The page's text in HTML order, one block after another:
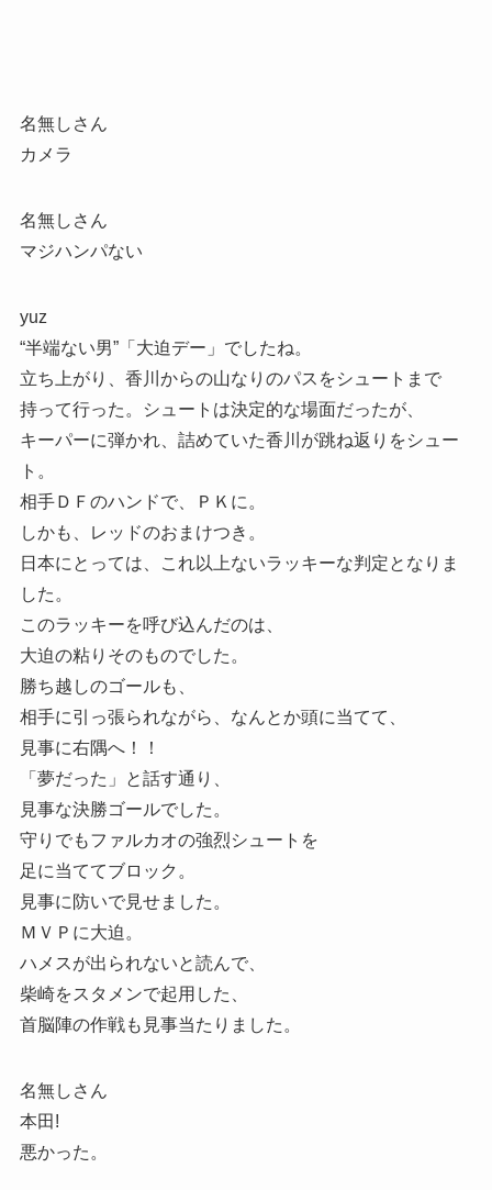
名無しさん
カメラ
名無しさん
マジハンパない
yuz
“半端ない男”「大迫デー」でしたね。
立ち上がり、香川からの山なりのパスをシュートまで
持って行った。シュートは決定的な場面だったが、
キーパーに弾かれ、詰めていた香川が跳ね返りをシュー
ト。
相手ＤＦのハンドで、ＰＫに。
しかも、レッドのおまけつき。
日本にとっては、これ以上ないラッキーな判定となりま
した。
このラッキーを呼び込んだのは、
大迫の粘りそのものでした。
勝ち越しのゴールも、
相手に引っ張られながら、なんとか頭に当てて、
見事に右隅へ！！
「夢だった」と話す通り、
見事な決勝ゴールでした。
守りでもファルカオの強烈シュートを
足に当ててブロック。
見事に防いで見せました。
ＭＶＰに大迫。
ハメスが出られないと読んで、
柴崎をスタメンで起用した、
首脳陣の作戦も見事当たりました。
名無しさん
本田!
悪かった。